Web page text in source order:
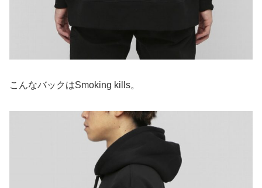
こんなバックはSmoking kills。